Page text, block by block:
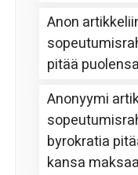
Anon
pitää
Anonyymi
byrokratia
kansa